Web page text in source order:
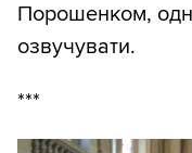
Порошенком,
озвучувати.
***